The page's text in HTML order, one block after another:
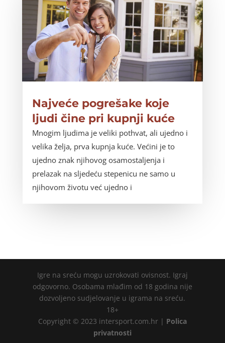
Najveće pogrešake koje
ljudi čine pri kupnji kuće
Mnogim ljudima je veliki pothvat, ali ujedno i
velika želja, prva kupnja kuće. Većini je to
ujedno znak njihovog osamostaljenja i
prelazak na sljedeću stepenicu ne samo u
njihovom životu već ujedno i
Igre na sreću mogu uzrokovati ovisnost. Igraj
odgovorno. Osobama mlađim od 18 godina nije
dozvoljeno sudjelovanje u igrama na sreću.
18+
Copyright © 2023 intersport.com.hr | Polica
privatnosti